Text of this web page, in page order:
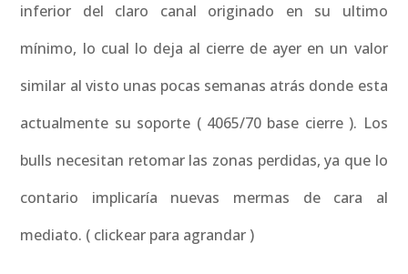
inferior del claro canal originado en su ultimo
mínimo, lo cual lo deja al cierre de ayer en un valor
similar al visto unas pocas semanas atrás donde esta
actualmente su soporte ( 4065/70 base cierre ). Los
bulls necesitan retomar las zonas perdidas, ya que lo
contario implicaría nuevas mermas de cara al
mediato. ( clickear para agrandar )